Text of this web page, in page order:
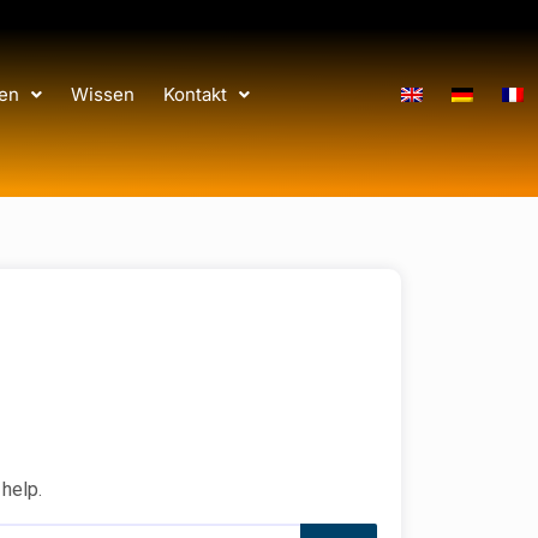
Wissen Kontakt